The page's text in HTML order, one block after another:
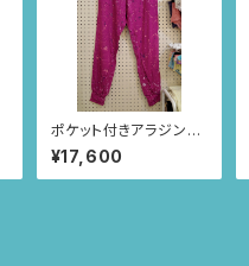
ポケット付きアラジンパ
ンツ size L(パープル/
スプレー柄) 69
¥17,600